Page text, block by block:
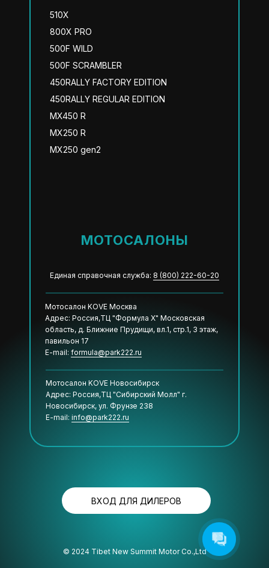
Мотосалон KOVE Москва
Адрес: Россия,ТЦ "Формула Х" Московская
область, д. Ближние Прудищи, вл.1, стр.1, 3 этаж,
павильон 17
E-mail: formula@park222.ru
Мотосалон KOVE Новосибирск
Адрес: Россия,ТЦ "Сибирский Молл" г.
Новосибирск, ул. Фрунзе 238
E-mail: info@park222.ru
Единая справочная служба: 8 (800) 222-60-20
МОТОСАЛОНЫ
© 2024 Tibet New Summit Motor Co.,Ltd
510X
800X PRO
500F WILD
500F SCRAMBLER
450RALLY FACTORY EDITION
450RALLY REGULAR EDITION
MX450 R
MX250 R
MX250 gen2
ВХОД ДЛЯ ДИЛЕРОВ